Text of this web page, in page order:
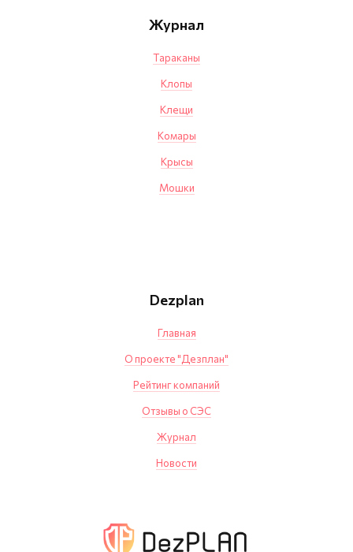
Dezplan
Главная
О проекте "Дезплан"
Рейтинг компаний
Отзывы о СЭС
Журнал
Новости
Журнал
Тараканы
Клопы
Клещи
Комары
Крысы
Мошки